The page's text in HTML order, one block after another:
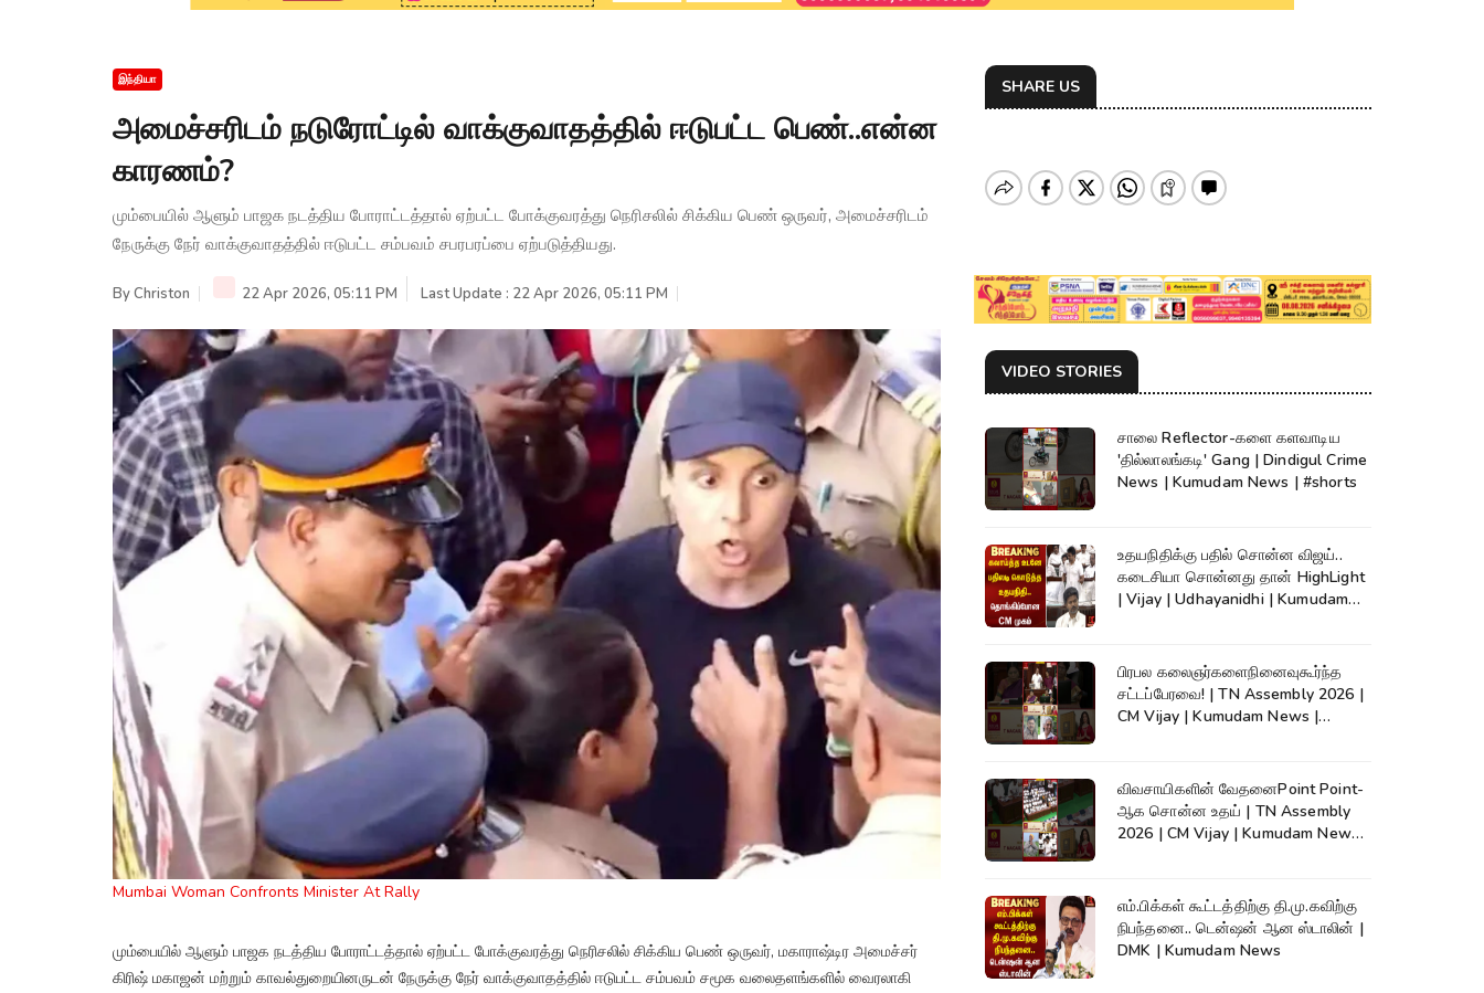
இந்தியா
அமைச்சரிடம் நடுரோட்டில் வாக்குவாதத்தில் ஈடுபட்ட பெண்..என்ன
காரணம்?
மும்பையில் ஆளும் பாஜக நடத்திய போராட்டத்தால் ஏற்பட்ட போக்குவரத்து நெரிசலில் சிக்கிய பெண் ஒருவர், அமைச்சரிடம்
நேருக்கு நேர் வாக்குவாதத்தில் ஈடுபட்ட சம்பவம் சபரபரப்பை ஏற்படுத்தியது.
ByChriston 22 Apr 2026, 05:11 PM Last Update : 22 Apr 2026, 05:11 PM
Mumbai Woman Confronts Minister At Rally
மும்பையில் ஆளும் பாஜக நடத்திய போராட்டத்தால் ஏற்பட்ட போக்குவரத்து நெரிசலில் சிக்கிய பெண் ஒருவர், மகாராஷ்டிர அமைச்சர்
கிரிஷ் மகாஜன் மற்றும் காவல்துறையினருடன் நேருக்கு நேர் வாக்குவாதத்தில் ஈடுபட்ட சம்பவம் சமூக வலைதளங்களில் வைரலாகி
SHARE US
VIDEO STORIES
சாலை Reflector-களை களவாடிய
'தில்லாலங்கடி' Gang | Dindigul Crime
News | Kumudam News | #shorts
உதயநிதிக்கு பதில் சொன்ன விஜய்..
கடைசியா சொன்னது தான் HighLight
| Vijay | Udhayanidhi | Kumudam
பிரபல கலைஞர்களைநினைவுகூர்ந்த
சட்டப்பேரவை! | TN Assembly 2026 |
CM Vijay | Kumudam News |
விவசாயிகளின் வேதனைPoint Point-
ஆக சொன்ன உதய் | TN Assembly
2026 | CM Vijay | Kumudam News |
எம்.பிக்கள் கூட்டத்திற்கு தி.மு.கவிற்கு
நிபந்தனை.. டென்ஷன் ஆன ஸ்டாலின் |
DMK | Kumudam News